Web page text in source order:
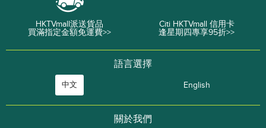
HKTVmall派送貨品
買滿指定金額免運費>>
Citi HKTVmall 信用卡
逢星期四專享95折>>
語言選擇
中文 English
關於我們